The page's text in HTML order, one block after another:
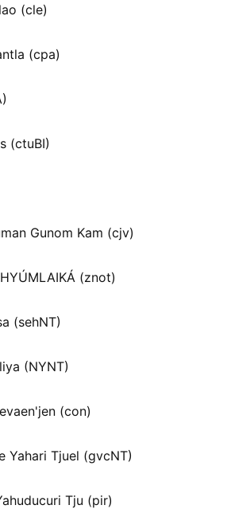
(cle)
(cpa)
(ctuBI)
Gunom Kam (cjv)
(znot)
(sehNT)
(NYNT)
(con)
Yahari Tjuel (gvcNT)
Tju (pir)